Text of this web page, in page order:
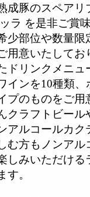
成豚のスペアリ
ラ を是非ご賞
少部位や数量限
用意いたしてお
ドリンクメニュ
インを10種類、
プのものをご用
クラフトビール
アルコールカク
む方もノンアル
しみいただける
す。